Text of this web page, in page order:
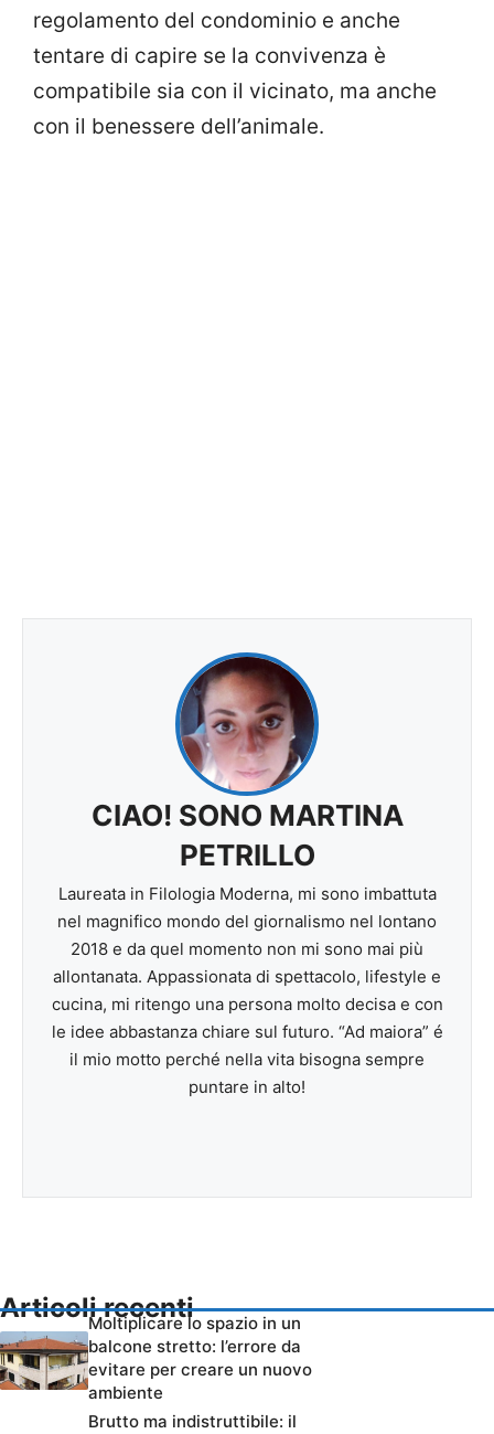
regolamento del condominio e anche
tentare di capire se la convivenza è
compatibile sia con il vicinato, ma anche
con il benessere dell’animale.
CIAO! SONO MARTINA
PETRILLO
Laureata in Filologia Moderna, mi sono imbattuta
nel magnifico mondo del giornalismo nel lontano
2018 e da quel momento non mi sono mai più
allontanata. Appassionata di spettacolo, lifestyle e
cucina, mi ritengo una persona molto decisa e con
le idee abbastanza chiare sul futuro. “Ad maiora” é
il mio motto perché nella vita bisogna sempre
puntare in alto!
Articoli recenti
Moltiplicare lo spazio in un
balcone stretto: l’errore da
evitare per creare un nuovo
ambiente
Brutto ma indistruttibile: il